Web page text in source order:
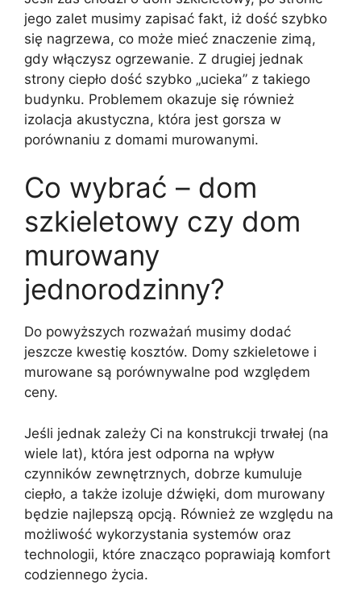
jego zalet musimy zapisać fakt, iż dość szybko
się nagrzewa, co może mieć znaczenie zimą,
gdy włączysz ogrzewanie. Z drugiej jednak
strony ciepło dość szybko „ucieka” z takiego
budynku. Problemem okazuje się również
izolacja akustyczna, która jest gorsza w
porównaniu z domami murowanymi.
Co wybrać – dom
szkieletowy czy dom
murowany
jednorodzinny?
Do powyższych rozważań musimy dodać
jeszcze kwestię kosztów. Domy szkieletowe i
murowane są porównywalne pod względem
ceny.
Jeśli jednak zależy Ci na konstrukcji trwałej (na
wiele lat), która jest odporna na wpływ
czynników zewnętrznych, dobrze kumuluje
ciepło, a także izoluje dźwięki, dom murowany
będzie najlepszą opcją. Również ze względu na
możliwość wykorzystania systemów oraz
technologii, które znacząco poprawiają komfort
codziennego życia.